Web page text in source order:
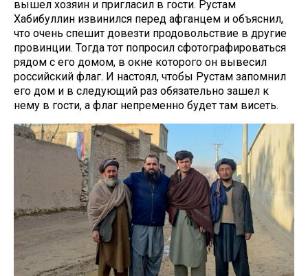
вышел хозяин и пригласил в гости. Рустам
Хабибуллин извинился перед афганцем и объяснил,
что очень спешит довезти продовольствие в другие
провинции. Тогда тот попросил сфотографироваться
рядом с его домом, в окне которого он вывесил
российский флаг. И настоял, чтобы Рустам запомнил
его дом и в следующий раз обязательно зашел к
нему в гости, а флаг непременно будет там висеть.